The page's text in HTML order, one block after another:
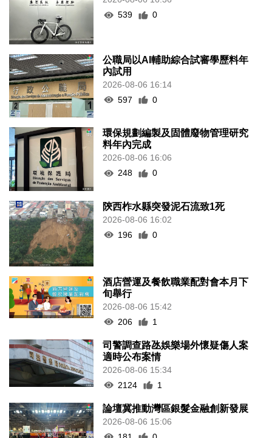
539
0
公職局以AI輔助綜合試審學歷料年
內試用
2026-08-06 16:14
597
0
環保規劃編製及固體廢物管理研究
料年內完成
2026-08-06 16:06
248
0
陝西柞水縣突發泥石流致1死
2026-08-06 16:02
196
0
酒店營運及餐飲職業配對會本月下
旬舉行
2026-08-06 15:42
206
1
司警調查路氹娛樂場外懷疑傷人案
適時公布案情
2026-08-06 15:34
2124
1
論壇冀推動灣區銀髮金融創新發展
2026-08-06 15:06